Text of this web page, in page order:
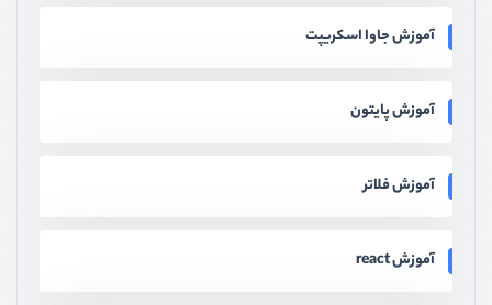
آموزش جاوا اسکریپت
آموزش پایتون
آموزش فلاتر
آموزش react